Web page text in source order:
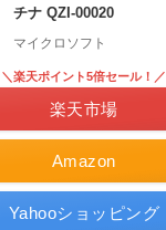
チナ QZI-00020
マイクロソフト
Amazon
＼楽天ポイント5倍セール！／
楽天市場
Yahooショッピング